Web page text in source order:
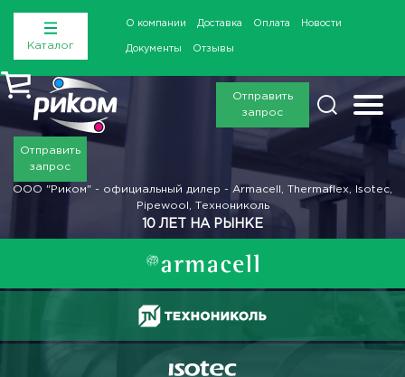
Каталог
О компании Доставка Оплата Новости
Документы Отзывы
Отправить
запрос
Отправить
запрос
ООО "Риком" - официальный дилер - Armacell, Thermaflex, Isotec,
Pipewool, Технониколь
10 ЛЕТ НА РЫНКЕ